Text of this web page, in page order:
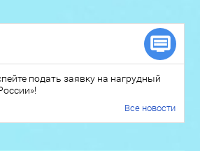
подать заявку на нагрудный
Все новости